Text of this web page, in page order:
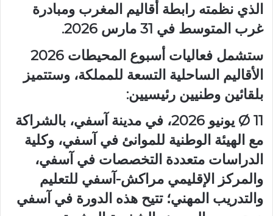
الذي نظمته رابطة أقاليم المغرب ومبادرة
غرب المتوسط في 31 مارس 2026.
ستشمل فعاليات أسبوع المحيطات 2026
الأقاليم الساحلية التسعة للمملكة، وستتميز
بلقائين وطنيين رئيسيين:
Ø 11 يونيو 2026، في مدينة آسفي، بالشراكة
مع الهيئة الوطنية للموانئ في آسفي، وكلية
الدراسات متعددة التخصصات في آسفي،
والمركز الإقليمي مراكش-آسفي للتعليم
والتدريب المهني؛ تتيح هذه الدورة في آسفي